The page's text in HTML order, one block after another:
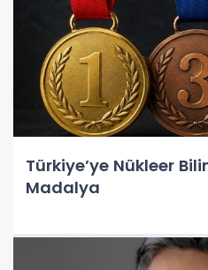
Türkiye’ye Nükleer
Madalya